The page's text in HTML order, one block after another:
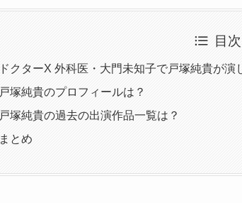
目次
ドクターX 外科医・大門未知子で戸塚純貴が演
戸塚純貴のプロフィールは？
戸塚純貴の過去の出演作品一覧は？
まとめ